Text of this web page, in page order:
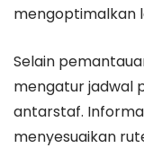
mengoptimalkan
Selain
mengatur jadwal
antarstaf.
menyesuaikan